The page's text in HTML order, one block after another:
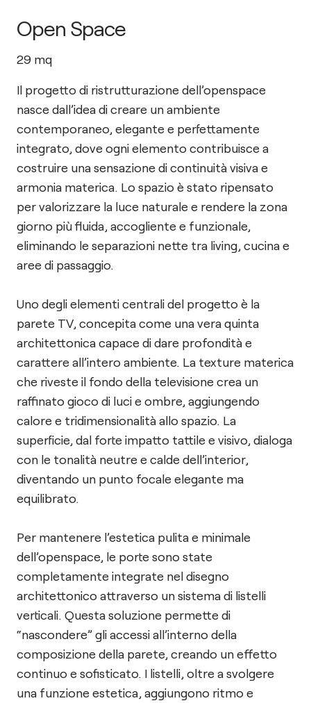
Open Space
29 mq
Il progetto di ristrutturazione dell’openspace
nasce dall’idea di creare un ambiente
contemporaneo, elegante e perfettamente
integrato, dove ogni elemento contribuisce a
costruire una sensazione di continuità visiva e
armonia materica. Lo spazio è stato ripensato
per valorizzare la luce naturale e rendere la zona
giorno più fluida, accogliente e funzionale,
eliminando le separazioni nette tra living, cucina e
aree di passaggio.
Uno degli elementi centrali del progetto è la
parete TV, concepita come una vera quinta
architettonica capace di dare profondità e
carattere all’intero ambiente. La texture materica
che riveste il fondo della televisione crea un
raffinato gioco di luci e ombre, aggiungendo
calore e tridimensionalità allo spazio. La
superficie, dal forte impatto tattile e visivo, dialoga
con le tonalità neutre e calde dell’interior,
diventando un punto focale elegante ma
equilibrato.
Per mantenere l’estetica pulita e minimale
dell’openspace, le porte sono state
completamente integrate nel disegno
architettonico attraverso un sistema di listelli
verticali. Questa soluzione permette di
“nascondere” gli accessi all’interno della
composizione della parete, creando un effetto
continuo e sofisticato. I listelli, oltre a svolgere
una funzione estetica, aggiungono ritmo e